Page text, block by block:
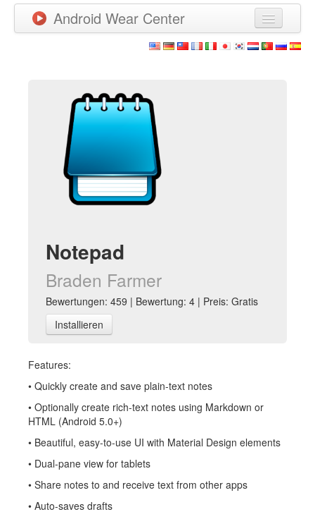
Android Wear Center
Spiele
Neue Apps
Watchfaces
Notepad
Braden Farmer
Bewertungen: 459 | Bewertung: 4 | Preis: Gratis
Installieren
Features:
• Quickly create and save plain-text notes
• Optionally create rich-text notes using Markdown or
HTML (Android 5.0+)
• Beautiful, easy-to-use UI with Material Design elements
• Dual-pane view for tablets
• Share notes to and receive text from other apps
• Auto-saves drafts